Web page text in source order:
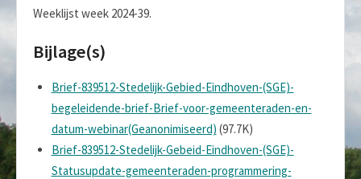
Weeklijst week 2024-39.
Bijlage(s)
Brief-839512-Stedelijk-Gebied-Eindhoven-(SGE)-
begeleidende-brief-Brief-voor-gemeenteraden-en-
datum-webinar(Geanonimiseerd) (97.7K)
Brief-839512-Stedelijk-Gebeid-Eindhoven-(SGE)-
Statusupdate-gemeenteraden-programmering-